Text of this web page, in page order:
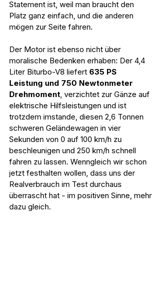
Statement ist, weil man braucht den
Platz ganz einfach, und die anderen
mögen zur Seite fahren.
Der Motor ist ebenso nicht über
moralische Bedenken erhaben: Der 4,4
Liter Biturbo-V8 liefert 635 PS
Leistung und 750 Newtonmeter
Drehmoment , verzichtet zur Gänze auf
elektrische Hilfsleistungen und ist
trotzdem imstande, diesen 2,6 Tonnen
schweren Geländewagen in vier
Sekunden von 0 auf 100 km/h zu
beschleunigen und 250 km/h schnell
fahren zu lassen. Wenngleich wir schon
jetzt festhalten wollen, dass uns der
Realverbrauch im Test durchaus
überrascht hat - im positiven Sinne, mehr
dazu gleich.